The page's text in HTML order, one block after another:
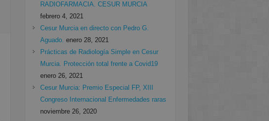
RADIOFARMACIA. CESUR MURCIA
febrero 4, 2021
Cesur Murcia en directo con Pedro G.
Aguado. enero 28, 2021
Prácticas de Radiología Simple en Cesur
Murcia. Protección total frente a Covid19
enero 26, 2021
Cesur Murcia: Premio Especial FP, XIII
Congreso Internacional Enfermedades raras
noviembre 26, 2020